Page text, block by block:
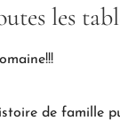
les
de famille